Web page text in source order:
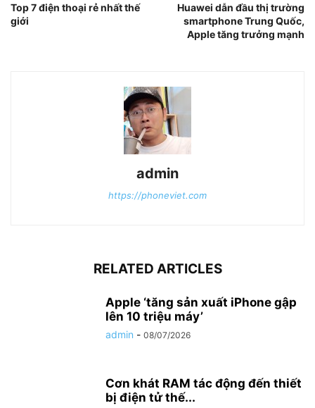
Top 7 điện thoại rẻ nhất thế
giới
Huawei dẫn đầu thị trường
smartphone Trung Quốc,
Apple tăng trưởng mạnh
admin
https://phoneviet.com
RELATED ARTICLES
Apple ‘tăng sản xuất iPhone gập
lên 10 triệu máy’
admin - 08/07/2026
Cơn khát RAM tác động đến thiết
bị điện tử thế...